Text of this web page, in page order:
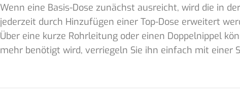
Wenn eine Basis-Dose zunächst ausreicht, wird die in
jederzeit durch Hinzufügen einer Top-Dose erweitert
Über eine kurze Rohrleitung oder einen Doppelnippel
mehr benötigt wird, verriegeln Sie ihn einfach mit einer